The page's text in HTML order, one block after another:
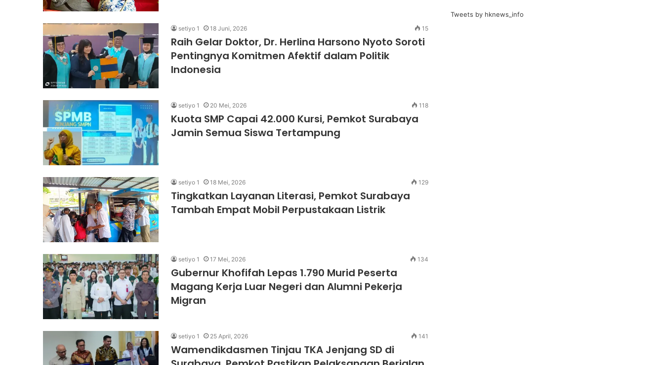
setiyo 1 18 Juni, 2026 15
Raih Gelar Doktor, Dr. Herlina Harsono Nyoto Soroti
Pentingnya Komitmen Afektif dalam Politik
Indonesia
setiyo 1 20 Mei, 2026 118
Kuota SMP Capai 42.000 Kursi, Pemkot Surabaya
Jamin Semua Siswa Tertampung
setiyo 1 18 Mei, 2026 129
Tingkatkan Layanan Literasi, Pemkot Surabaya
Tambah Empat Mobil Perpustakaan Listrik
setiyo 1 17 Mei, 2026 134
Gubernur Khofifah Lepas 1.790 Murid Peserta
Magang Kerja Luar Negeri dan Alumni Pekerja
Migran
setiyo 1 25 April, 2026 141
Wamendikdasmen Tinjau TKA Jenjang SD di
Tweets by hknews_info